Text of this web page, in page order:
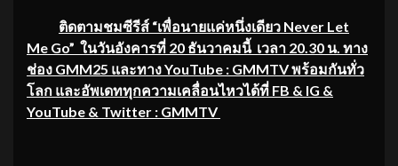
ติดตามชมซีรีส์ “เพื่อนายแค่หนึ่งเดียว Never Let
Me Go” ในวันอังคารที่ 20 ธันวาคมนี้ เวลา 20.30 น. ทาง
ช่อง GMM25 และทาง YouTube : GMMTV พร้อมกันทั่ว
โลก และอัพเดททุกความเคลื่อนไหวได้ที่ FB & IG &
YouTube & Twitter : GMMTV